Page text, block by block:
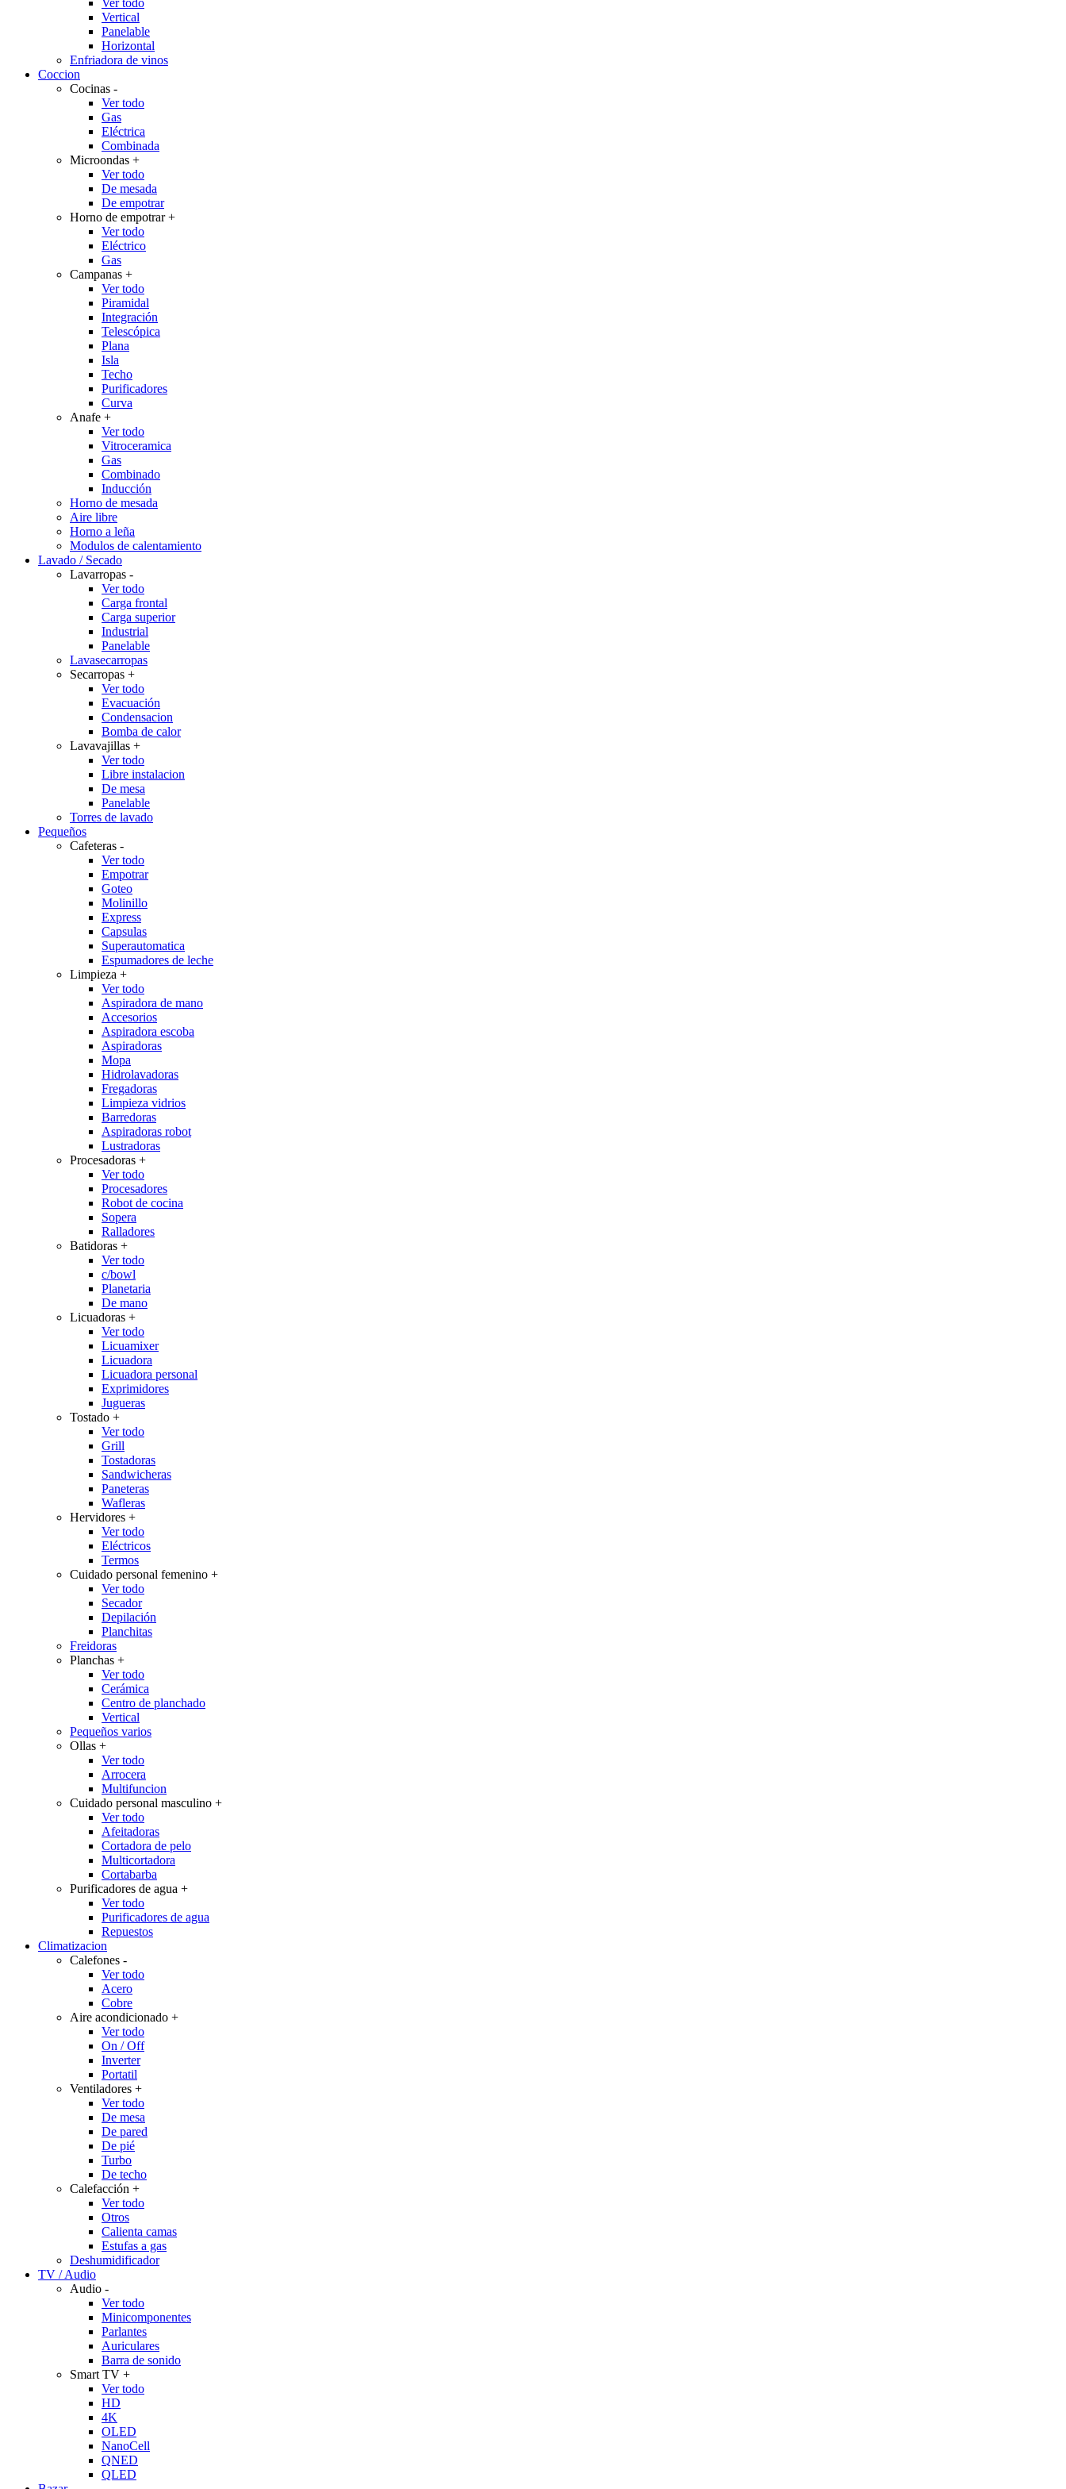
Ver todo
Vertical
Panelable
Horizontal
Enfriadora de vinos
Coccion
Cocinas -
Ver todo
Gas
Eléctrica
Combinada
Microondas +
Ver todo
De mesada
De empotrar
Horno de empotrar+
Ver todo
Eléctrico
Gas
Campanas +
Ver todo
Piramidal
Integración
Telescópica
Plana
Isla
Techo
Purificadores
Curva
Anafe +
Ver todo
Vitroceramica
Gas
Combinado
Inducción
Horno de mesada
Aire libre
Horno a leña
Modulos de calentamiento
Lavado / Secado
Lavarropas -
Ver todo
Carga frontal
Carga superior
Industrial
Panelable
Lavasecarropas
Secarropas +
Ver todo
Evacuación
Condensacion
Bomba de calor
Lavavajillas +
Ver todo
Libre instalacion
De mesa
Panelable
Torres de lavado
Pequeños
Cafeteras -
Ver todo
Empotrar
Goteo
Molinillo
Express
Capsulas
Superautomatica
Espumadores de leche
Limpieza +
Ver todo
Aspiradora de mano
Accesorios
Aspiradora escoba
Aspiradoras
Mopa
Hidrolavadoras
Fregadoras
Limpieza vidrios
Barredoras
Aspiradoras robot
Lustradoras
Procesadoras +
Ver todo
Procesadores
Robot de cocina
Sopera
Ralladores
Batidoras +
Ver todo
c/bowl
Planetaria
De mano
Licuadoras +
Ver todo
Licuamixer
Licuadora
Licuadora personal
Exprimidores
Jugueras
Tostado +
Ver todo
Grill
Tostadoras
Sandwicheras
Paneteras
Wafleras
Hervidores +
Ver todo
Eléctricos
Termos
Cuidado personal femenino +
Ver todo
Secador
Depilación
Planchitas
Freidoras
Planchas +
Ver todo
Cerámica
Centro de planchado
Vertical
Pequeños varios
Ollas +
Ver todo
Arrocera
Multifuncion
Cuidado personal masculino +
Ver todo
Afeitadoras
Cortadora de pelo
Multicortadora
Cortabarba
Purificadores de agua +
Ver todo
Purificadores de agua
Repuestos
Climatizacion
Calefones -
Ver todo
Acero
Cobre
Aire acondicionado +
Ver todo
On / Off
Inverter
Portatil
Ventiladores +
Ver todo
De mesa
De pared
De pié
Turbo
De techo
Calefacción +
Ver todo
Otros
Calienta camas
Estufas a gas
Deshumidificador
TV / Audio
Audio -
Ver todo
Minicomponentes
Parlantes
Auriculares
Barra de sonido
Smart TV +
Ver todo
HD
4K
OLED
NanoCell
QNED
QLED